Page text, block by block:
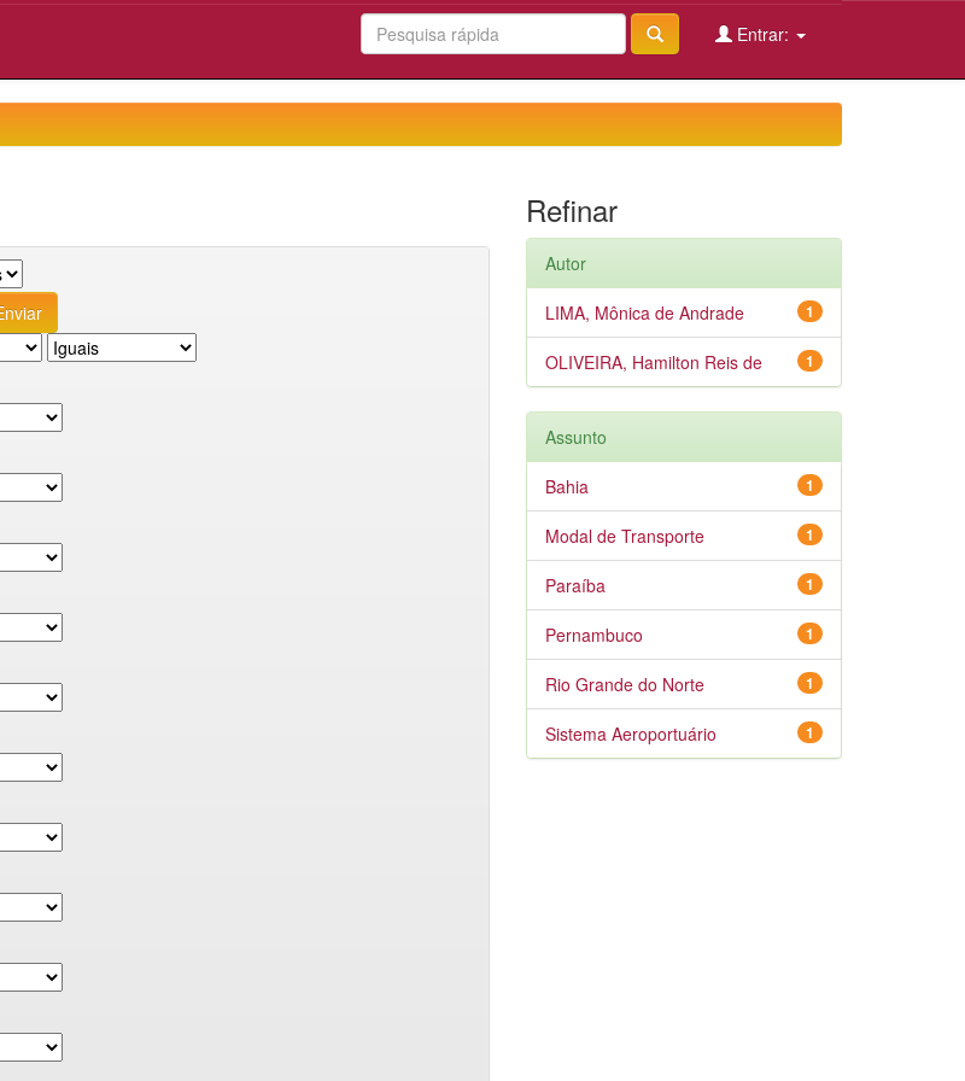
Entrar:
Refinar
Autor
1
LIMA, Mônica de Andrade
1
OLIVEIRA, Hamilton Reis de
Assunto
1
Bahia
1
Modal de Transporte
1
Paraíba
1
Pernambuco
1
Rio Grande do Norte
1
Sistema Aeroportuário